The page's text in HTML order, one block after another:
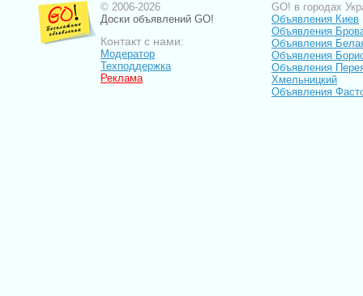
© 2006-2026
Доски объявлений GO!
Контакт с нами:
Модератор
Техподдержка
Реклама
GO! в городах
Объявления Киев
Объявления
Объявления
Объявления
Объявления
Хмельницкий
Объявления